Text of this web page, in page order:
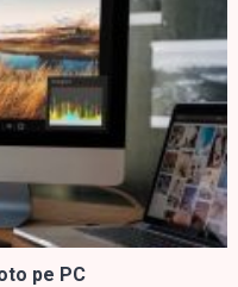
pe PC